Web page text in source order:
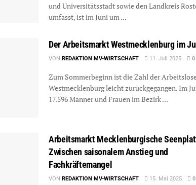
und Universitätsstadt sowie den Landkreis
umfasst, ist im Juni um ...
Der Arbeitsmarkt Westmecklenburg im
VON REDAKTION MV-WIRTSCHAFT 11. Juli 2025 0
Zum Sommerbeginn ist die Zahl der
Westmecklenburg leicht zurückgegangen. Im
17.596 Männer und Frauen im Bezirk ...
Arbeitsmarkt Mecklenburgische
Zwischen saisonalem Anstieg und
Fachkräftemangel
VON REDAKTION MV-WIRTSCHAFT 15. Mai 2025 0